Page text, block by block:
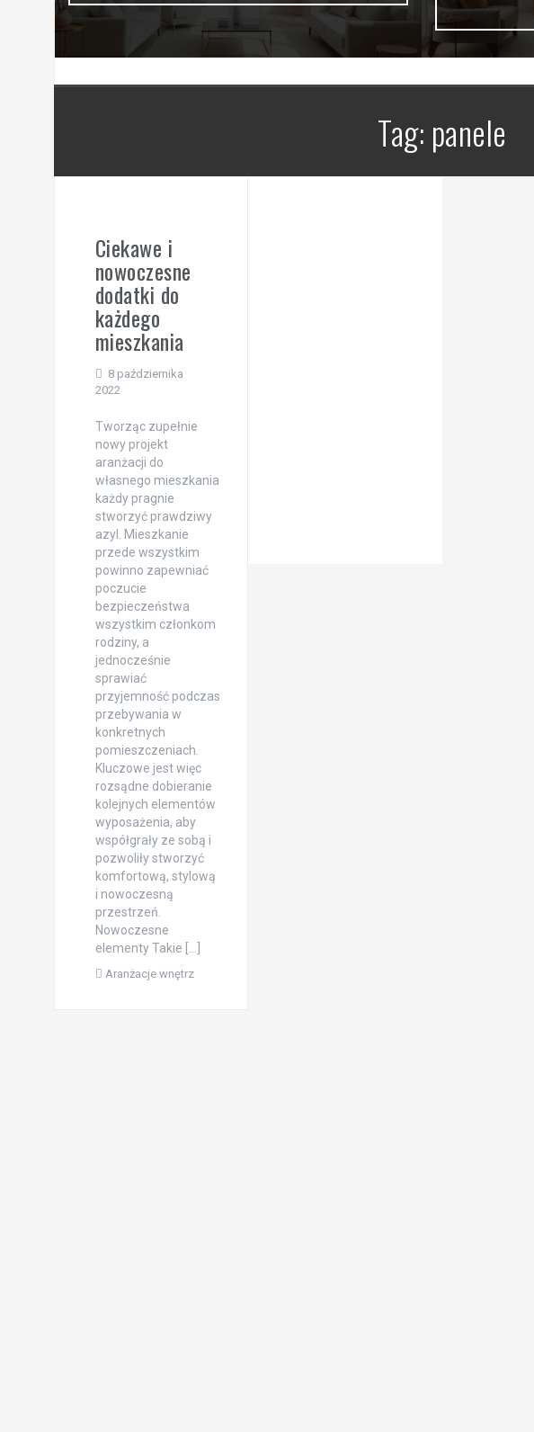
Tag: panele
Ciekawe i
nowoczesne
dodatki do
każdego
mieszkania
8 października
2022
Tworząc zupełnie
nowy projekt
aranżacji do
własnego mieszkania
każdy pragnie
stworzyć prawdziwy
azyl. Mieszkanie
przede wszystkim
powinno zapewniać
poczucie
bezpieczeństwa
wszystkim członkom
rodziny, a
jednocześnie
sprawiać
przyjemność podczas
przebywania w
konkretnych
pomieszczeniach.
Kluczowe jest więc
rozsądne dobieranie
kolejnych elementów
wyposażenia, aby
współgrały ze sobą i
pozwoliły stworzyć
komfortową, stylową
i nowoczesną
przestrzeń.
Nowoczesne
elementy Takie […]
Aranżacje wnętrz